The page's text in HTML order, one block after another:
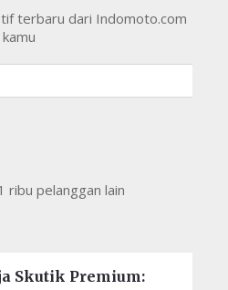
terbaru dari Indomoto.com
ribu pelanggan lain
Skutik Premium: